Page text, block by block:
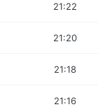
21:22
21:20
21:18
21:16